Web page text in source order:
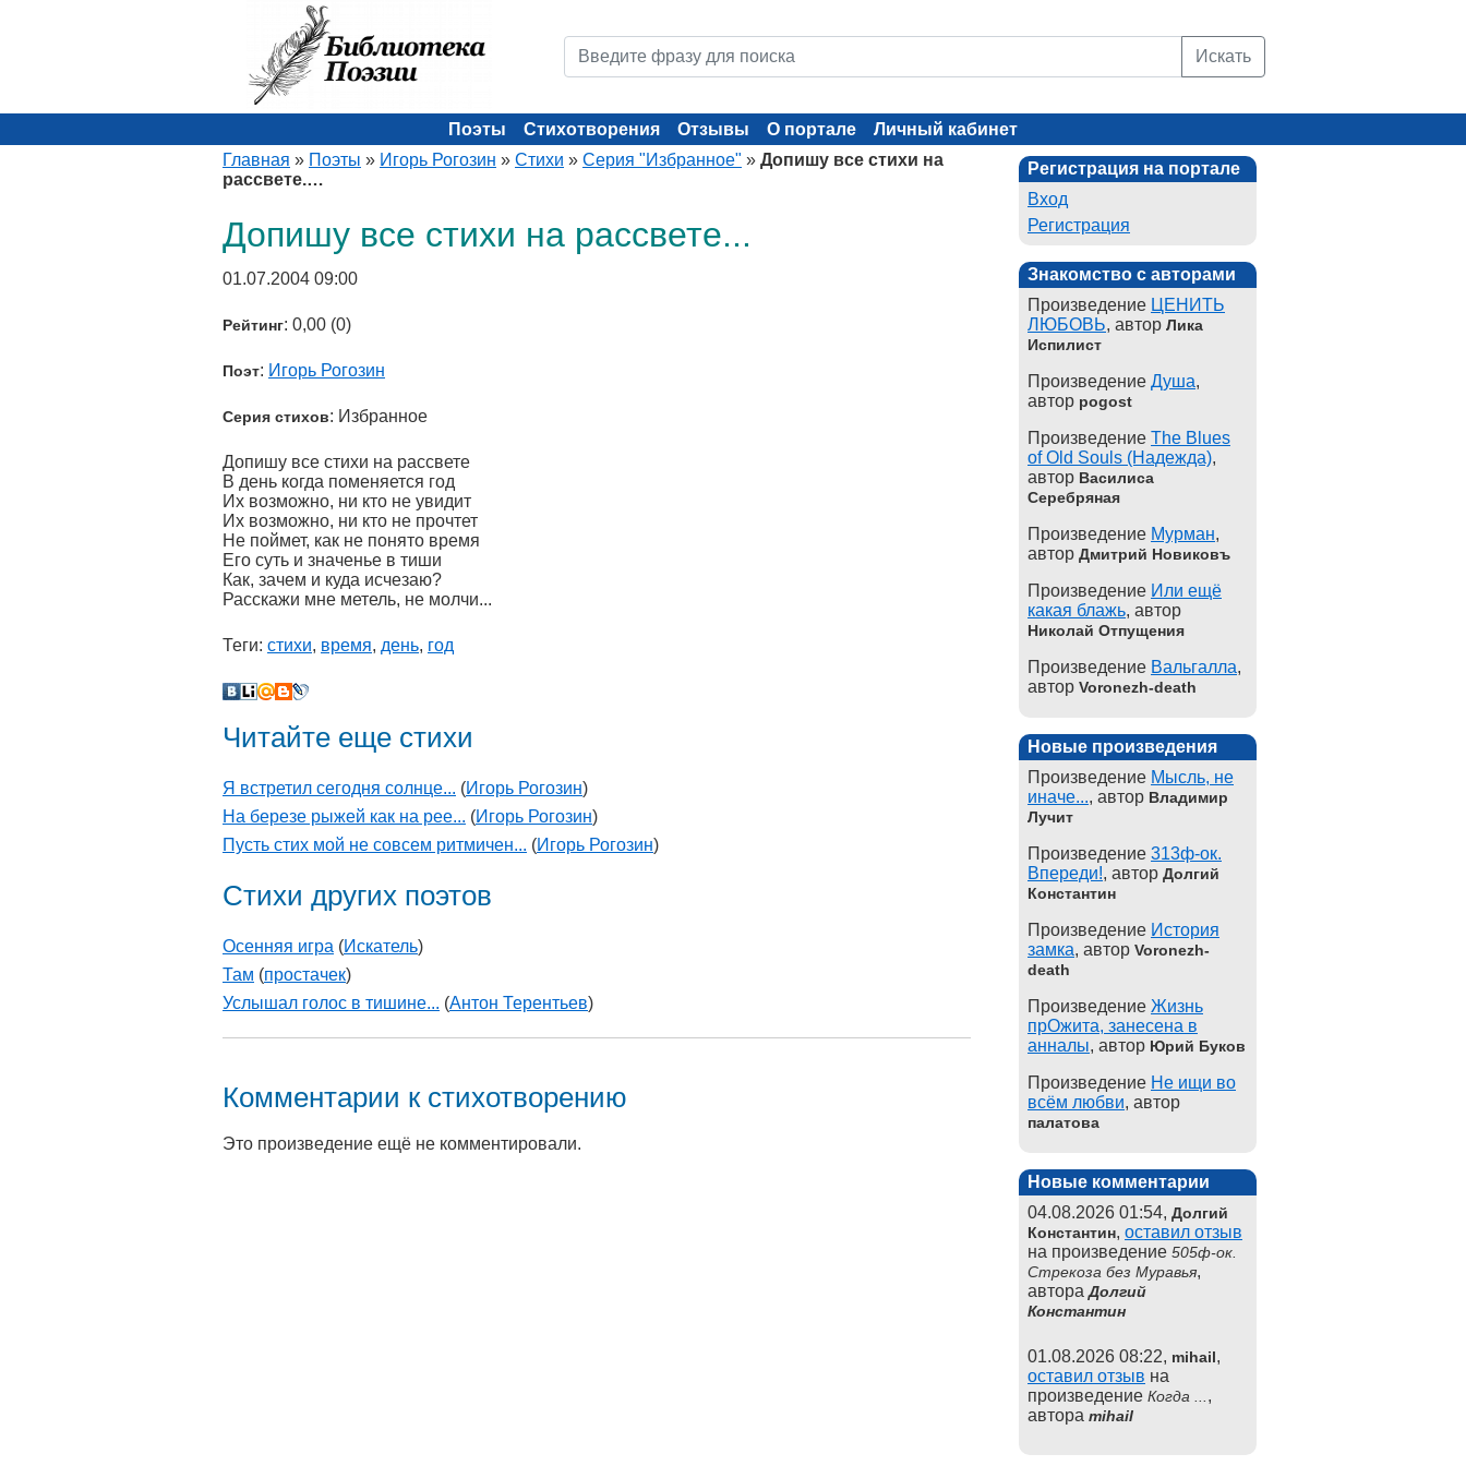
Искать
Поэты Стихотворения Отзывы О портале
Личный кабинет
Главная » Поэты » Игорь Рогозин » Стихи » Серия "Избранное" » Допишу все стихи на
рассвете.…
Допишу все стихи на рассвете...
01.07.2004 09:00
Рейтинг: 0,00 (0)
Поэт: Игорь Рогозин
Серия стихов: Избранное
Допишу все стихи на рассвете
В день когда поменяется год
Их возможно, ни кто не увидит
Их возможно, ни кто не прочтет
Не поймет, как не понято время
Его суть и значенье в тиши
Как, зачем и куда исчезаю?
Расскажи мне метель, не молчи...
Теги: стихи, время, день, год
Читайте еще стихи
Я встретил сегодня солнце... (Игорь Рогозин)
На березе рыжей как на рее... (Игорь Рогозин)
Пусть стих мой не совсем ритмичен... (Игорь Рогозин)
Стихи других поэтов
Осенняя игра (Искатель)
Там (простачек)
Услышал голос в тишине... (Антон Терентьев)
Комментарии к стихотворению
Это произведение ещё не комментировали.
Регистрация на портале
Вход
Регистрация
Знакомство с авторами
Произведение ЦЕНИТЬ
ЛЮБОВЬ, автор Лика
Испилист
Произведение Душа,
автор pogost
Произведение The Blues
of Old Souls (Надежда),
автор Василиса
Серебряная
Произведение Мурман,
автор Дмитрий Новиковъ
Произведение Или ещё
какая блажь, автор
Николай Отпущения
Произведение Вальгалла,
автор Voronezh-death
Новые произведения
Произведение Мысль, не
иначе..., автор Владимир
Лучит
Произведение 313ф-ок.
Впереди!, автор Долгий
Константин
Произведение История
замка, автор Voronezh-
death
Произведение Жизнь
прОжита, занесена в
анналы, автор Юрий Буков
Произведение Не ищи во
всём любви, автор
палатова
Новые комментарии
04.08.2026 01:54, Долгий
Константин, оставил отзыв
на произведение 505ф-ок.
Стрекоза без Муравья,
автораДолгий
Константин
01.08.2026 08:22, mihail,
оставил отзыв на
произведение Когда ... ,
автора mihail